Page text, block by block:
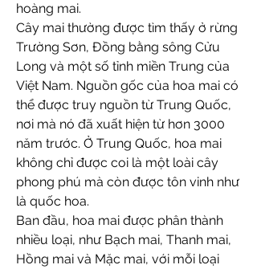
hoàng mai.
Cây mai thường được tìm thấy ở rừng
Trường Sơn, Đồng bằng sông Cửu
Long và một số tỉnh miền Trung của
Việt Nam. Nguồn gốc của hoa mai có
thể được truy nguồn từ Trung Quốc,
nơi mà nó đã xuất hiện từ hơn 3000
năm trước. Ở Trung Quốc, hoa mai
không chỉ được coi là một loài cây
phong phú mà còn được tôn vinh như
là quốc hoa.
Ban đầu, hoa mai được phân thành
nhiều loại, như Bạch mai, Thanh mai,
Hồng mai và Mặc mai, với mỗi loại